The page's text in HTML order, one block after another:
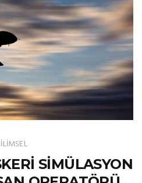
SİMÜLASYON